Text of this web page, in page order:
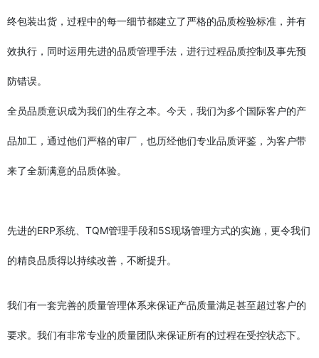
终包装出货，过程中的每一细节都建立了严格的品质检验标准，并有
效执行，同时运用先进的品质管理手法，进行过程品质控制及事先预
防错误。
全员品质意识成为我们的生存之本。今天，我们为多个国际客户的产
品加工，通过他们严格的审厂，也历经他们专业品质评鉴，为客户带
来了全新满意的品质体验。
先进的ERP系统、TQM管理手段和5S现场管理方式的实施，更令我们
的精良品质得以持续改善，不断提升。
我们有一套完善的质量管理体系来保证产品质量满足甚至超过客户的
要求。我们有非常专业的质量团队来保证所有的过程在受控状态下。